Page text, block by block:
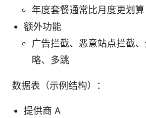
年度套餐通常比月度更划算
额外功能
广告拦截、恶意站点拦截
略、多跳
数据表（示例结构）：
提供商 A